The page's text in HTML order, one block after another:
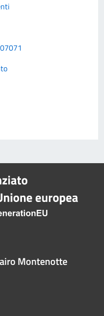
Montenotte